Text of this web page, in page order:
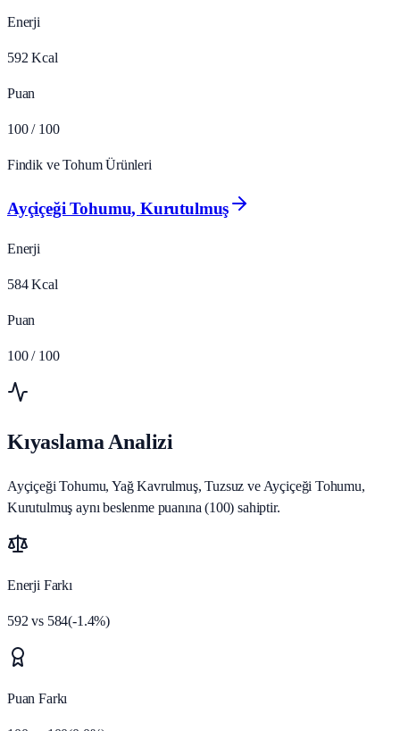
Enerji
592 Kcal
Puan
100 / 100
Findik ve Tohum Ürünleri
Ayçiçeği Tohumu, Kurutulmuş
Enerji
584 Kcal
Puan
100 / 100
Kıyaslama Analizi
Ayçiçeği Tohumu, Yağ Kavrulmuş, Tuzsuz ve Ayçiçeği Tohumu,
Kurutulmuş aynı beslenme puanına (100) sahiptir.
Enerji Farkı
592 vs 584(-1.4%)
Puan Farkı